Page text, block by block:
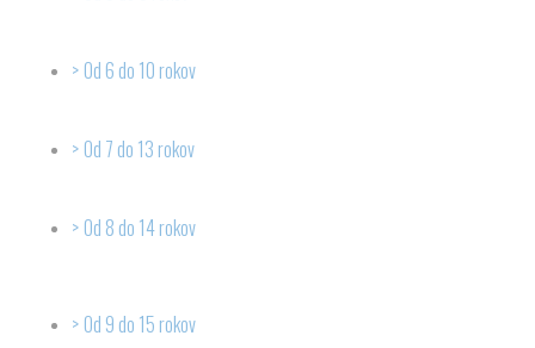
Od 6 do 10 rokov
Od 7 do 13 rokov
Od 8 do 14 rokov
Od 9 do 15 rokov